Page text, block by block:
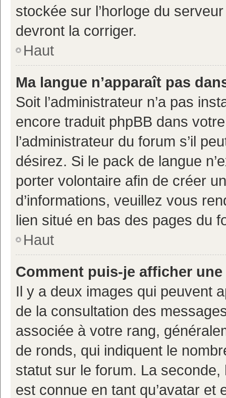
stockée sur l’horloge du
devront la corriger.
Haut
Ma langue n’apparaît pas
Soit l’administrateur n’a pas
encore traduit phpBB dans
l’administrateur du forum s’il
désirez. Si le pack de langue
porter volontaire afin de créer
d’informations, veuillez vous
lien situé en bas des pages du
Haut
Comment puis-je afficher
Il y a deux images qui peuvent
de la consultation des
associée à votre rang,
de ronds, qui indiquent le
statut sur le forum. La
est connue en tant qu’avatar et